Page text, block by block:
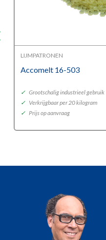
LIJMPATRONEN
Accomelt 16-503
✓ Grootschalig industrieel gebruik
✓ Verkrijgbaar per 20 kilogram
✓ Prijs op aanvraag